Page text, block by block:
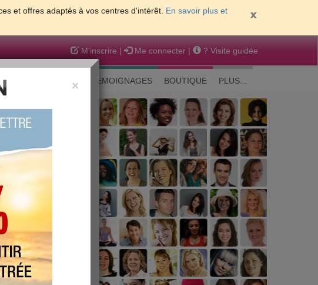
et offres adaptés à vos centres d'intérêt. En savoir plus et
M'inscrire | Me connecter | ? Visite guidée
& BEBE TEMOIGNAGES BOUTIQUE PLUS...
dans sa peau
×